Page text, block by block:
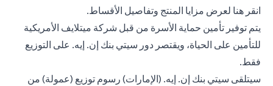
انقر هنا (opens in a new tab)لعرض مزايا المنتج وتفاصيل الأقساط.
يتم توفير تأمين حماية الأسرة من قبل شركة ميتلايف الأمريكية
للتأمين على الحياة، ويقتصر دور سيتي بنك إن. إيه. على التوزيع
فقط.
سيتلقى سيتي بنك إن. إيه. (الإمارات) رسوم توزيع (عمولة) من